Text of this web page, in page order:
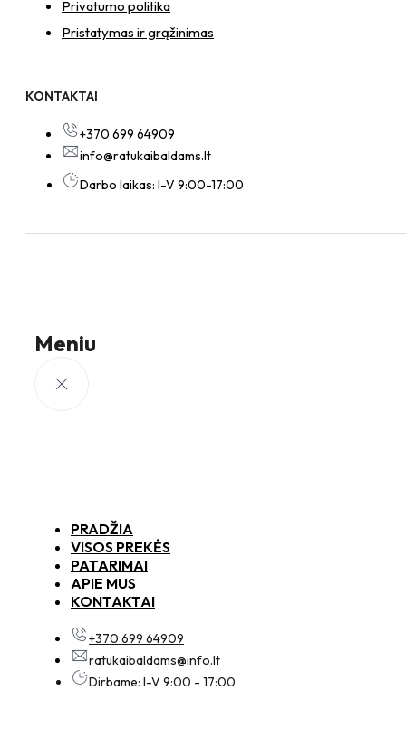
Privatumo politika
Pristatymas ir grąžinimas
KONTAKTAI
+370 699 64909
info@ratukaibaldams.lt
Darbo laikas: I-V 9:00-17:00
Meniu
PRADŽIA
VISOS PREKĖS
PATARIMAI
APIE MUS
KONTAKTAI
+370 699 64909
ratukaibaldams@info.lt
Dirbame: I-V 9:00 - 17:00